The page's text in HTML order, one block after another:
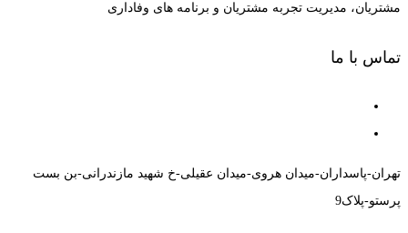
مشتریان، مدیریت تجربه مشتریان و برنامه های وفاداری
تماس با ما
تهران-پاسداران-میدان هروی-میدان عقیلی-خ شهید مازندرانی-بن بست
پرستو-پلاک9